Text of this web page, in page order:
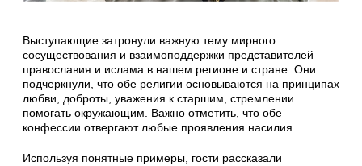
Выступающие затронули важную тему мирного
сосуществования и взаимоподдержки представителей
православия и ислама в нашем регионе и стране. Они
подчеркнули, что обе религии основываются на принципах
любви, доброты, уважения к старшим, стремлении
помогать окружающим. Важно отметить, что обе
конфессии отвергают любые проявления насилия.
Используя понятные примеры, гости рассказали